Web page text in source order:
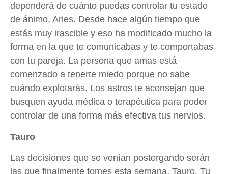
dependerá de cuánto puedas controlar tu estado
de ánimo, Aries. Desde hace algún tiempo que
estás muy irascible y eso ha modificado mucho la
forma en la que te comunicabas y te comportabas
con tu pareja. La persona que amas está
comenzado a tenerte miedo porque no sabe
cuándo explotarás. Los astros te aconsejan que
busquen ayuda médica o terapéutica para poder
controlar de una forma más efectiva tus nervios.
Tauro
Las decisiones que se venían postergando serán
las que finalmente tomes esta semana, Tauro. Tu